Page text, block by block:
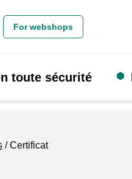
For webshops
toute sécurité
Certificat